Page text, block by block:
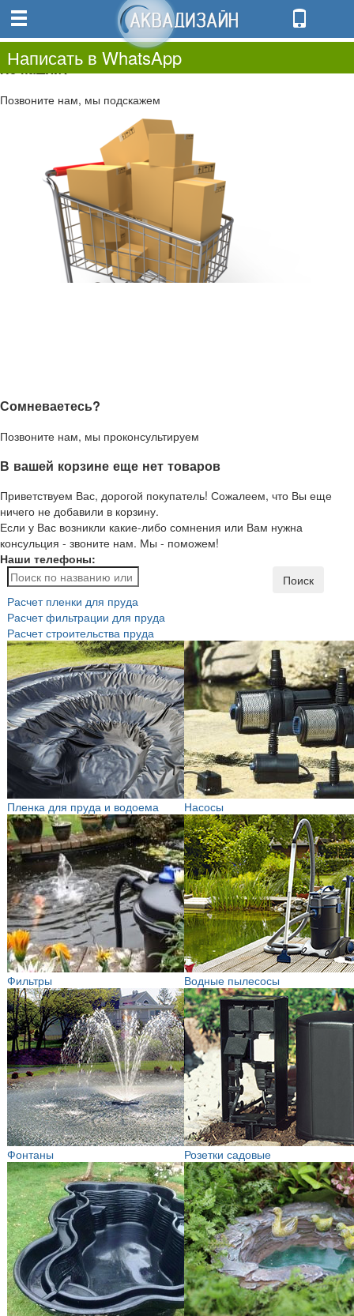
0.00
0
Не нашли?
Позвоните нам, мы подскажем
Сомневаетесь?
Позвоните нам, мы проконсультируем
В вашей корзине еще нет товаров
Приветствуем Вас, дорогой покупатель! Сожалеем, что Вы еще
ничего не добавили в корзину.
Если у Вас возникли какие-либо сомнения или Вам нужна
консульция - звоните нам. Мы - поможем!
Наши телефоны:
Написать в WhatsApp
Поиск
Расчет пленки для пруда
Расчет фильтрации для пруда
Расчет строительства пруда
Пленка для пруда и водоема Насосы
Фильтры Водные пылесосы
Фонтаны Розетки садовые